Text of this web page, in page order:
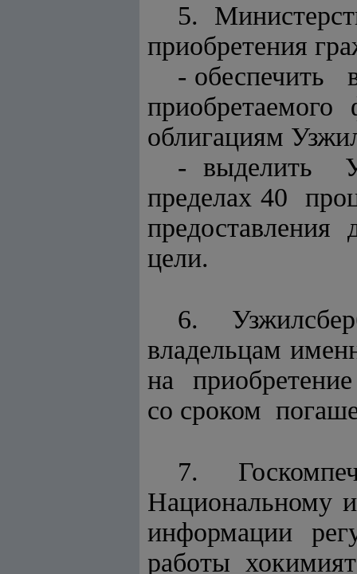
5.
приобретения
-
облигациям
- выделить
пределах 40
предоставления
цели.
6.
владельцам
на
со сроком
7.
Национальному
информации
работы